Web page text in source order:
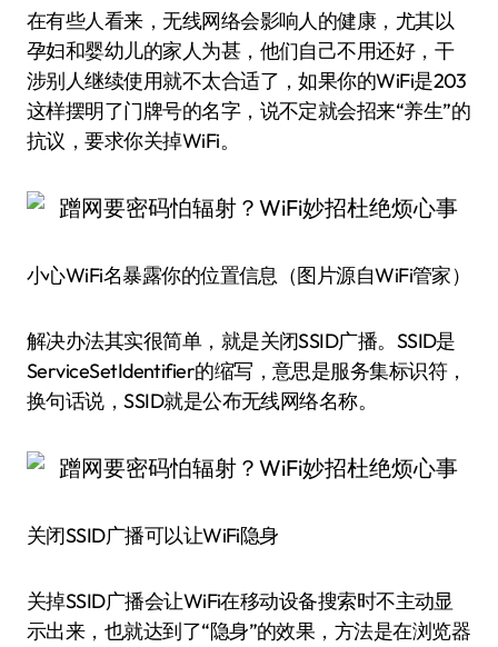
在有些人看来，无线网络会影响人的健康，尤其以
孕妇和婴幼儿的家人为甚，他们自己不用还好，干
涉别人继续使用就不太合适了，如果你的WiFi是203
这样摆明了门牌号的名字，说不定就会招来“养生”的
抗议，要求你关掉WiFi。
小心WiFi名暴露你的位置信息（图片源自WiFi管家）
解决办法其实很简单，就是关闭SSID广播。SSID是
ServiceSetIdentifier的缩写，意思是服务集标识符，
换句话说，SSID就是公布无线网络名称。
关闭SSID广播可以让WiFi隐身
关掉SSID广播会让WiFi在移动设备搜索时不主动显
示出来，也就达到了“隐身”的效果，方法是在浏览器